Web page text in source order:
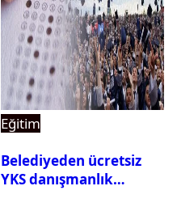
Eğitim
Belediyeden ücretsiz
YKS danışmanlık